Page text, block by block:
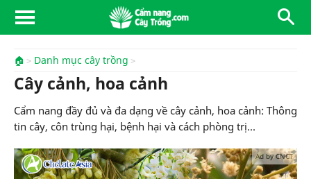
🏠 Danh mục cây trồng
Cây cảnh, hoa cảnh
Cẩm nang đầy đủ và đa dạng về cây cảnh, hoa cảnh: Thông
tin cây, côn trùng hại, bệnh hại và cách phòng trị...
Ad by CNCT